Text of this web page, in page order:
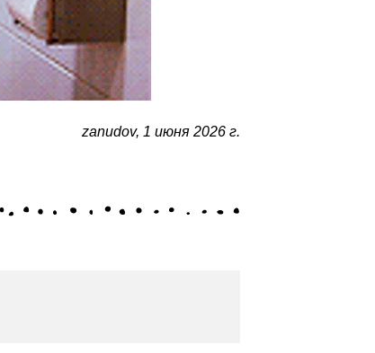
zanudov, 1 июня 2026 г.